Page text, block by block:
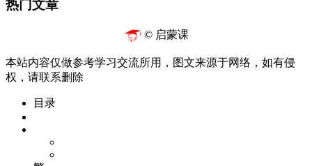
热门文章
© 启蒙课
本站内容仅做参考学习交流所用，图文来源于网络，如有侵
权，请联系删除
目录